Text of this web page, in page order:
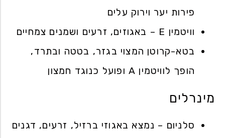
פירות יער וירוק עלים
וויטמין E – באגוזים, זרעים ושמנים צמחיים
בטא-קרוטן המצוי בגזר, בטטה ובתרד,
הופך לוויטמין A ופועל כנוגד חמצון
מינרלים
סלניום – נמצא באגוזי ברזיל, זרעים, דגנים